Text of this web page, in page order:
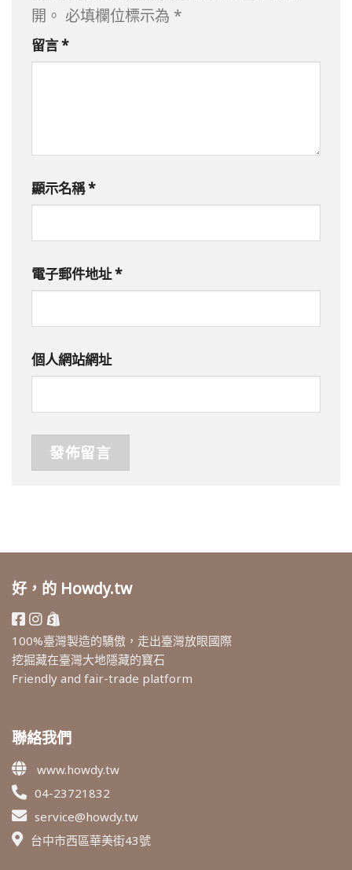
開。 必填欄位標示為 *
留言*
顯示名稱*
電子郵件地址*
個人網站網址
好，的 Howdy.tw
100%臺灣製造的驕傲，走出臺灣放眼國際
挖掘藏在臺灣大地隱藏的寶石
Friendly and fair-trade platform
聯絡我們
www.howdy.tw
04-23721832
service@howdy.tw
台中市西區華美街43號